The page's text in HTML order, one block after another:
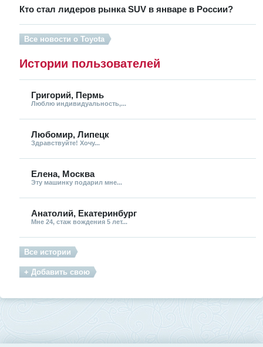
Кто стал лидеров рынка SUV в январе в России?
Все новости о Toyota
Истории пользователей
Григорий, Пермь
Люблю индивидуальность,...
Любомир, Липецк
Здравствуйте! Хочу...
Елена, Москва
Эту машинку подарил мне...
Анатолий, Екатеринбург
Мне 24, стаж вождения 5 лет...
Все истории
+ Добавить свою